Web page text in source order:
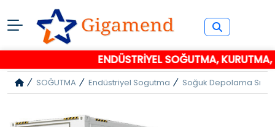
ENDÜSTRİYEL SOĞUTMA,
SOĞUTMA Endüstriyel Sogutma Soğuk Depolama